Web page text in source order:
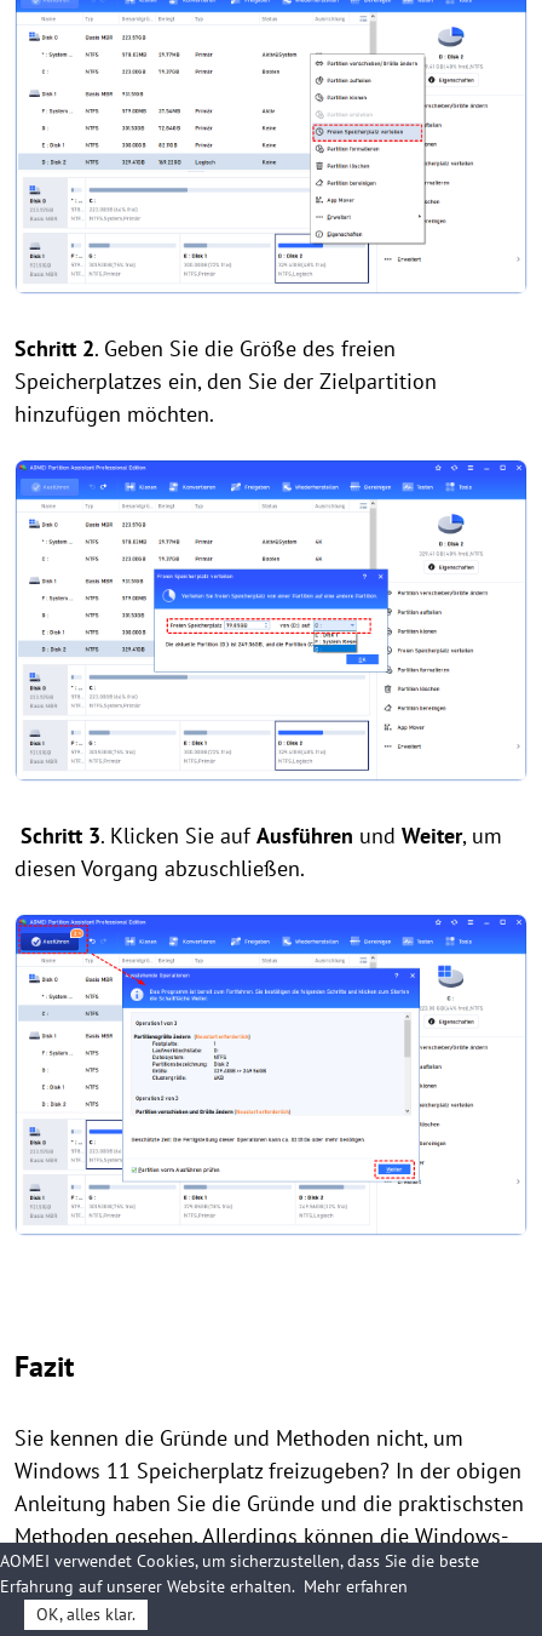
Schritt 2. Geben Sie die Größe des freien
Speicherplatzes ein, den Sie der Zielpartition
hinzufügen möchten.
Schritt 3. Klicken Sie aufAusführen und Weiter, um
diesen Vorgang abzuschließen.
Fazit
Sie kennen die Gründe und Methoden nicht, um
Windows 11 Speicherplatz freizugeben? In der obigen
Anleitung haben Sie die Gründe und die praktischsten
Methoden gesehen. Allerdings können die Windows-
Tools Ihre Benutzererfahrung mit einigen
Einschränkungen beeinträchtigen. Daher ist AOMEI
AOMEI verwendet Cookies, um sicherzustellen, dass Sie die beste
Erfahrung auf unserer Website erhalten. Mehr erfahren
OK, alles klar.